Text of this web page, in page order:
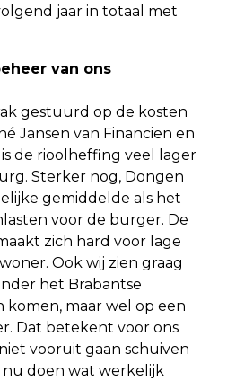
jaar in totaal met
van ons
gestuurd op de kosten
Jansen van Financiën en
de rioolheffing veel lager
Sterker nog, Dongen
gemiddelde als het
voor de burger. De
zich hard voor lage
Ook wij zien graag
het Brabantse
maar wel op een
Dat betekent voor ons
vooruit gaan schuiven
doen wat werkelijk